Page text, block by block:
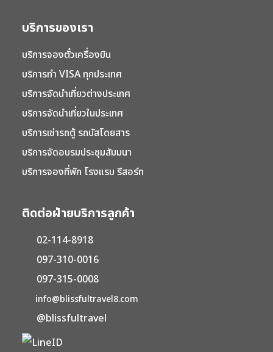
บริการของเรา
บริการจองตั๋วเครื่องบิน
บริการทำ VISA ทุกประเทศ
บริการจัดนำเที่ยวต่างประเทศ
บริการจัดนำเที่ยวในประเทศ
บริการเช่ารถตู้ รถบัสโดยสาร
บริการจัดอบรมประชุมสัมมนา
บริการจองที่พัก โรงแรม รีสอร์ท
ติดต่อฝ่ายบริการลูกค้า
02-114-8918
097-310-0016
097-315-0008
info@blissfultravel8.com
@blissfultravel